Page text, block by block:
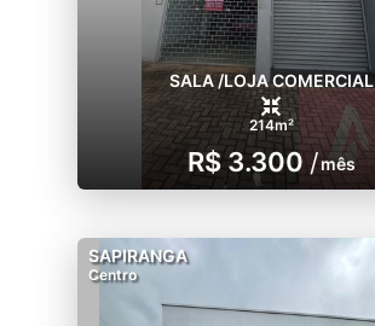
SALA /LOJA COMERCIAL
214m²
R$ 3.300 /mês
SAPIRANGA
Centro